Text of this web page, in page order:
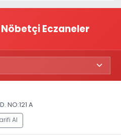
Eczaneler
NO:121 A
Al